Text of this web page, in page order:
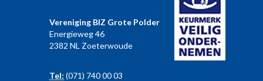
Vereniging BIZ Grote Polder
Energieweg 46
2382 NL Zoeterwoude
Tel: (071) 740 00 03